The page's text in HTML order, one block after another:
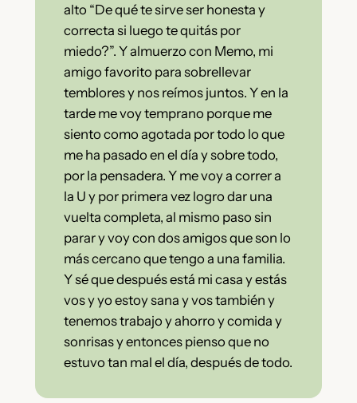
alto “De qué te sirve ser honesta y
correcta si luego te quitás por
miedo?”. Y almuerzo con Memo, mi
amigo favorito para sobrellevar
temblores y nos reímos juntos. Y en la
tarde me voy temprano porque me
siento como agotada por todo lo que
me ha pasado en el día y sobre todo,
por la pensadera. Y me voy a correr a
la U y por primera vez logro dar una
vuelta completa, al mismo paso sin
parar y voy con dos amigos que son lo
más cercano que tengo a una familia.
Y sé que después está mi casa y estás
vos y yo estoy sana y vos también y
tenemos trabajo y ahorro y comida y
sonrisas y entonces pienso que no
estuvo tan mal el día, después de todo.